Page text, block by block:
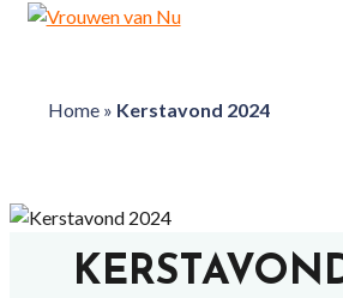
Home» Kerstavond 2024